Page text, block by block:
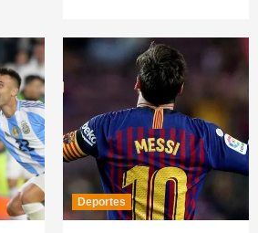
Deportes